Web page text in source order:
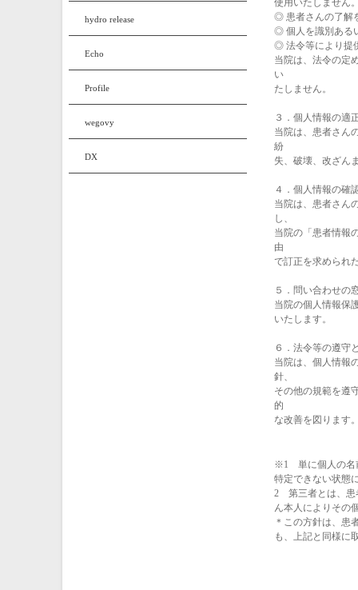
使用いたしません
◎ 患者さんの了解
◎ 個人を識別ある
◎ 法令等により提
当院は、法令の定
い
たしません。
３．個人情報の適
当院は、患者さん
紛
失、破壊、改ざん
４．個人情報の確
当院は、患者さん
し、
当院の「患者情報
由
で訂正を求められ
５．問い合わせの
当院の個人情報保
いたします。
６．法令等の遵守
当院は、個人情報
針、
その他の規範を遵
的
な改善を図ります
※1 単に個人の名
特定できない状態
2 第三者とは、患
ん本人によりその
＊この方針は、患
も、上記と同様に
hydro release
Echo
Profile
wegovy
DX